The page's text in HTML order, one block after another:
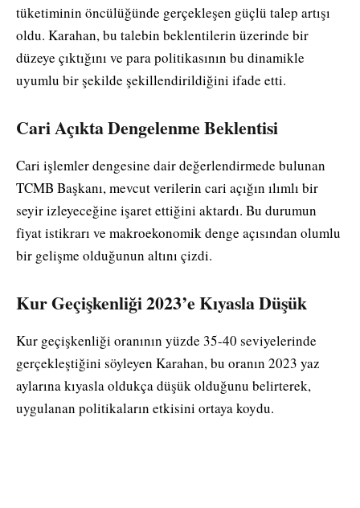
tüketiminin öncülüğünde gerçekleşen güçlü talep artışı
oldu. Karahan, bu talebin beklentilerin üzerinde bir
düzeye çıktığını ve para politikasının bu dinamikle
uyumlu bir şekilde şekillendirildiğini ifade etti.
Cari Açıkta Dengelenme Beklentisi
Cari işlemler dengesine dair değerlendirmede bulunan
TCMB Başkanı, mevcut verilerin cari açığın ılımlı bir
seyir izleyeceğine işaret ettiğini aktardı. Bu durumun
fiyat istikrarı ve makroekonomik denge açısından olumlu
bir gelişme olduğunun altını çizdi.
Kur Geçişkenliği 2023’e Kıyasla Düşük
Kur geçişkenliği oranının yüzde 35-40 seviyelerinde
gerçekleştiğini söyleyen Karahan, bu oranın 2023 yaz
aylarına kıyasla oldukça düşük olduğunu belirterek,
uygulanan politikaların etkisini ortaya koydu.